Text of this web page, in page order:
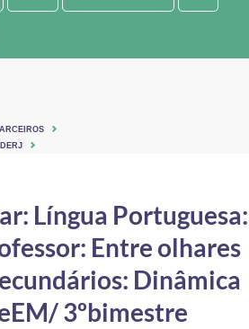
Língua Portuguesa:
Entre olhares
Dinâmica
3ºbimestre